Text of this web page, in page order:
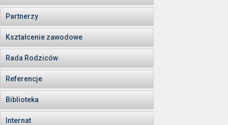
Partnerzy
Kształcenie zawodowe
Rada Rodziców
Referencje
Biblioteka
Internat